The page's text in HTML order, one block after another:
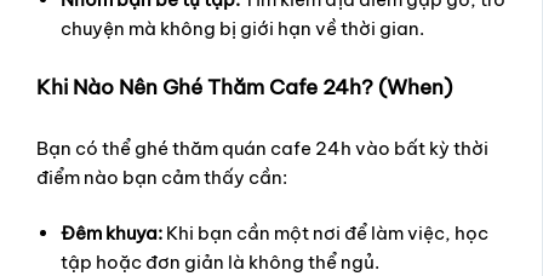
chuyện mà không bị giới hạn về thời gian.
Khi Nào Nên Ghé Thăm Cafe 24h? (When)
Bạn có thể ghé thăm quán cafe 24h vào bất kỳ thời
điểm nào bạn cảm thấy cần:
Đêm khuya: Khi bạn cần một nơi để làm việc, học
tập hoặc đơn giản là không thể ngủ.